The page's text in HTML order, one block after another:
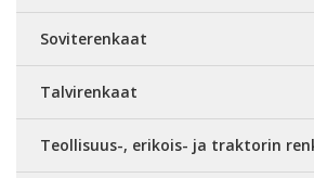
Soviterenkaat
Talvirenkaat
Teollisuus-, erikois- ja traktorin